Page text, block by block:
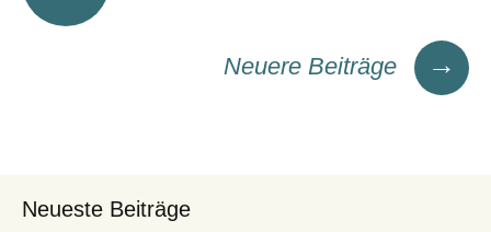
Neuere Beiträge →
Neueste Beiträge